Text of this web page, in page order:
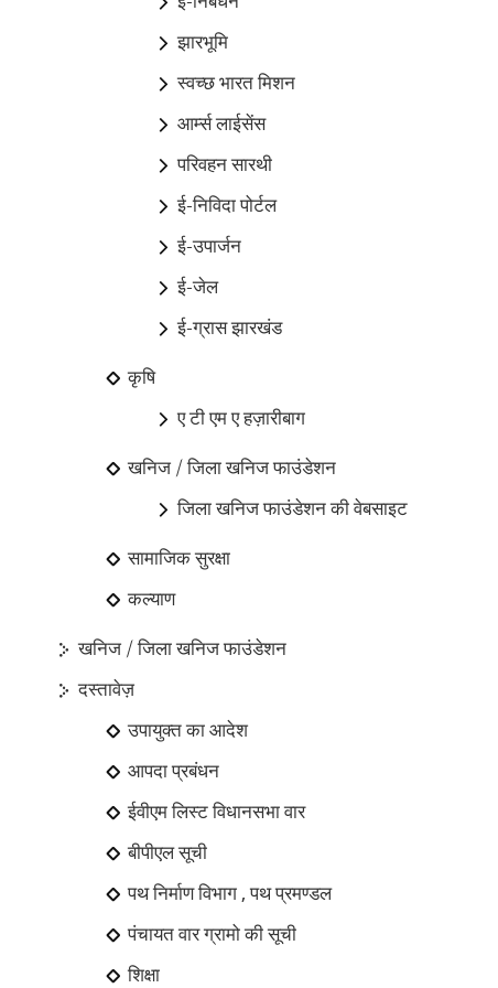
झारभूमि
स्वच्छ भारत मिशन
आर्म्स लाईसेंस
परिवहन सारथी
ई-निविदा पोर्टल
ई-उपार्जन
ई-जेल
ई-ग्रास झारखंड
कृषि
ए टी एम ए हज़ारीबाग
खनिज / जिला खनिज फाउंडेशन
जिला खनिज फाउंडेशन की वेबसाइट
सामाजिक सुरक्षा
कल्याण
खनिज / जिला खनिज फाउंडेशन
दस्तावेज़
उपायुक्त का आदेश
आपदा प्रबंधन
ईवीएम लिस्ट विधानसभा वार
बीपीएल सूची
पथ निर्माण विभाग , पथ प्रमण्डल
पंचायत वार ग्रामो की सूची
शिक्षा